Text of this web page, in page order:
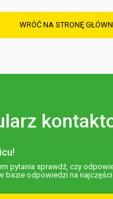
WRÓĆ NA STRONĘ
pytania sprawdź, czy
bazie odpowiedzi na